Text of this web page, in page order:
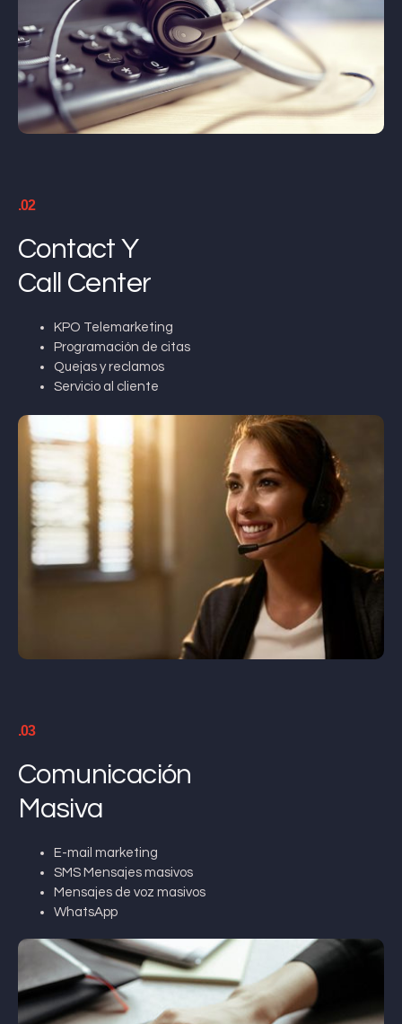
.02
Contact Y
Call Center
KPO Telemarketing
Programación de citas
Quejas y reclamos
Servicio al cliente
.03
Comunicación
Masiva
E-mail marketing
SMS Mensajes masivos
Mensajes de voz masivos
WhatsApp